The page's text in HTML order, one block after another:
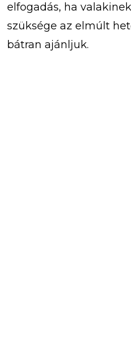
elfogadás, ha
szüksége az elmúlt
bátran ajánljuk.